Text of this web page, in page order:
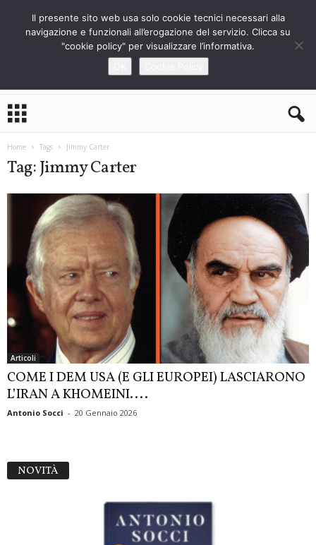
S
Home Tags Jimmy Carter
Tag: Jimmy Carter
Articoli
COME I DEM USA (E GLI EUROPEI) LASCIARONO
L’IRAN A KHOMEINI....
Antonio Socci - 20 Gennaio 2026
NOVITÀ
Il presente sito web usa solo cookie tecnici necessari alla
navigazione e funzionali all’erogazione del servizio. Clicca su
"cookie policy" per visualizzare l’informativa.